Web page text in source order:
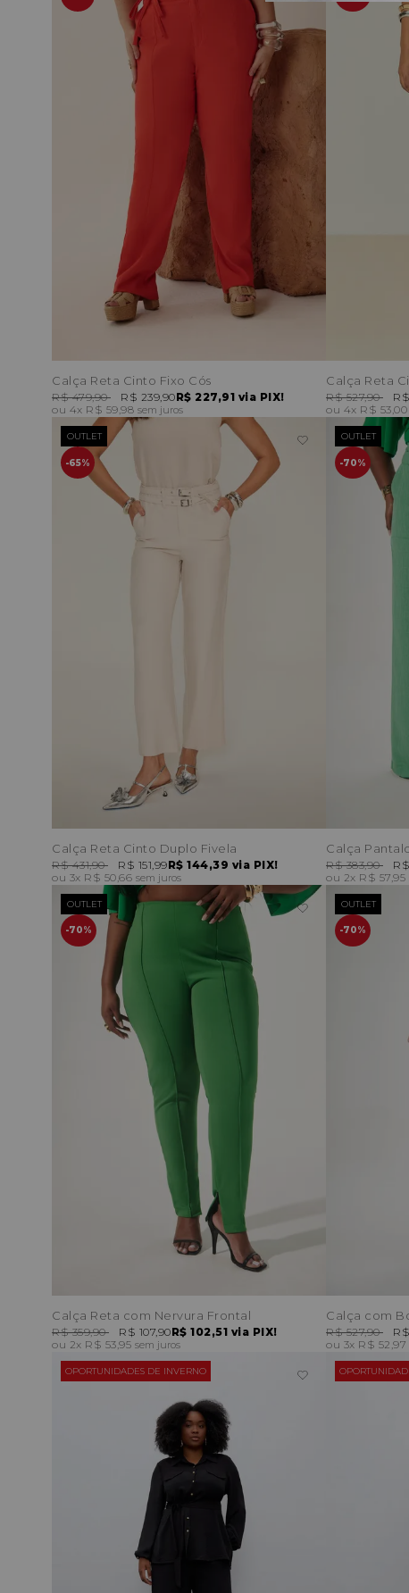
Calça Reta Cinto Fixo Cós
R$ 227,91 via PIX!
R$ 479,90
R$ 239,90
4x R$ 59,98 sem juros
Calça Reta
R$ 527,90
4x R$ 53,00
65%
OUTLET
Calça Reta Cinto Duplo Fivela
R$ 144,39 via PIX!
R$ 431,90
R$ 151,99
3x R$ 50,66 sem juros
70%
OUTLET
Calça
R$ 383,90
2x R$ 57,95
70%
OUTLET
Calça Reta com Nervura Frontal
R$ 102,51 via PIX!
R$ 359,90
R$ 107,90
2x R$ 53,95 sem juros
70%
OUTLET
R$ 527,90
3x R$ 52,97
OPORTUNIDADES DE INVERNO